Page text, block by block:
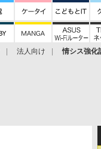
法人向け 情シス強化